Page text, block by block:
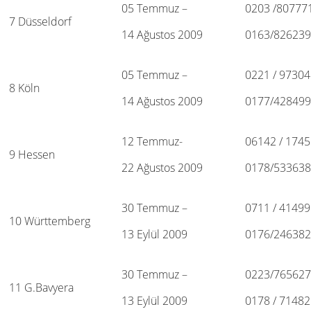
7 Düsseldorf
05 Temmuz –
14 Ağustos 2009
0203 /
0163/
8 Köln
05 Temmuz –
14 Ağustos 2009
0221 /
0177/
9 Hessen
12 Temmuz-
22 Ağustos 2009
06142 /
0178/
10 Württemberg
30 Temmuz –
13 Eylül 2009
0711 /
0176/
11 G.Bavyera
30 Temmuz –
13 Eylül 2009
0223/
0178 /